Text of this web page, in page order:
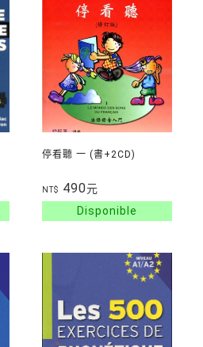
停看聽 一 (書+2CD)
NT$ 490元